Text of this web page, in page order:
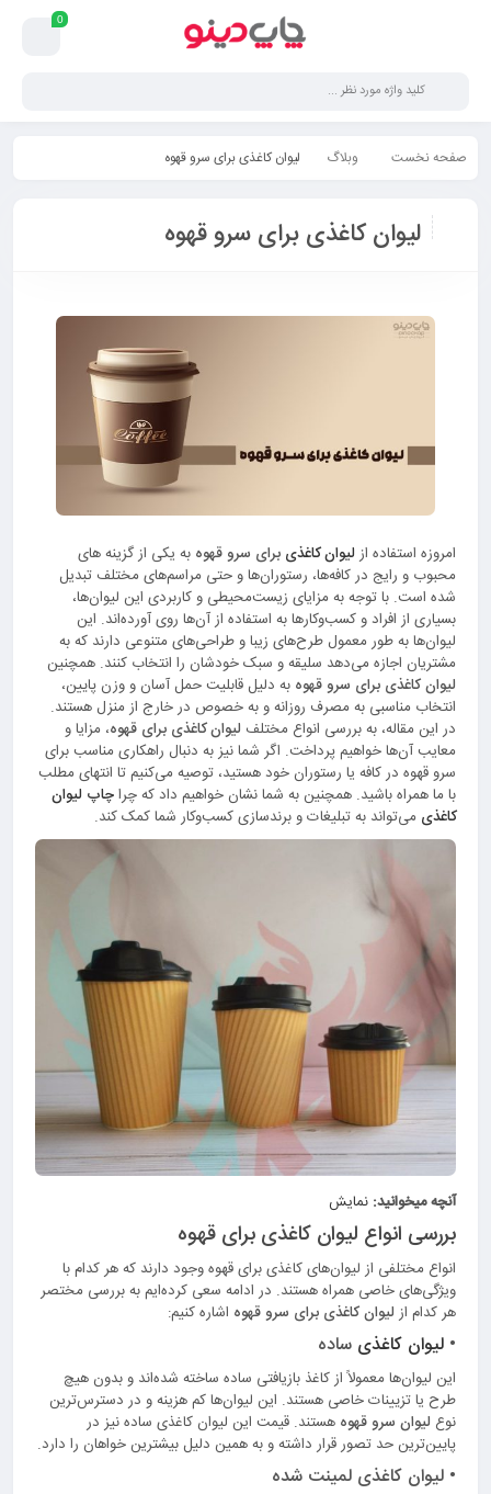
0
صفحه نخست وبلاگ ليوان كاغذی برای سرو قهوه
ليوان كاغذی برای سرو قهوه
امروزه استفاده از لیوان کاغذی برای سرو قهوه به یکی از گزینه های
محبوب و رایج در کافه‌ها، رستوران‌ها و حتی مراسم‌های مختلف تبدیل
شده است. با توجه به مزایای زیست‌محیطی و کاربردی این لیوان‌ها،
بسیاری از افراد و کسب‌وکارها به استفاده از آن‌ها روی آورده‌اند. این
لیوان‌ها به طور معمول طرح‌های زیبا و طراحی‌های متنوعی دارند که به
مشتریان اجازه می‌دهد سلیقه و سبک خودشان را انتخاب کنند. همچنین
ليوان كاغذی برای سرو قهوه به دلیل قابلیت حمل آسان و وزن پایین،
انتخاب مناسبی به مصرف روزانه و به خصوص در خارج از منزل هستند.
در این مقاله، به بررسی انواع مختلف لیوان‌ کاغذی برای قهوه، مزایا و
معایب آن‌ها خواهیم پرداخت. اگر شما نیز به دنبال راهکاری مناسب برای
سرو قهوه در کافه یا رستوران خود هستید، توصیه می‌کنیم تا انتهای مطلب
با ما همراه باشید. همچنین به شما نشان خواهیم داد که چراچاپ لیوان
کاغذی می‌تواند به تبلیغات و برندسازی کسب‌وکار شما کمک کند.
آنچه میخوانید: نمایش
بررسی انواع ليوان كاغذی برای قهوه
انواع مختلفی از لیوان‌های کاغذی برای قهوه وجود دارند که هر کدام با
ویژگی‌های خاصی همراه هستند. در ادامه سعی کرده‌ایم به بررسی مختصر
هر کدام از ليوان كاغذی برای سرو قهوه اشاره کنیم:
• لیوان کاغذی ساده
این لیوان‌ها معمولاً از کاغذ بازیافتی ساده ساخته شده‌اند و بدون هیچ
طرح یا تزیینات خاصی هستند. این لیوان‌ها کم هزینه و در دسترس‌ترین
نوع لیوان سرو قهوه هستند. قیمت این لیوان کاغذی ساده نیز در
پایین‌ترین حد تصور قرار داشته و به همین دلیل بیشترین خواهان را دارد.
• لیوان کاغذی لمینت شده